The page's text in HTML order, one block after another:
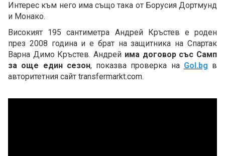
Интерес към него има също така от Борусия Дортмунд
и Монако.
Високият 195 сантиметра Андрей Кръстев е роден
през 2008 година и е брат на защитника на Спартак
Варна Димо Кръстев. Андрей има договор със Самп
за още един сезон, показва проверка на Gol.bg в
авторитетния сайт transfermarkt.com.